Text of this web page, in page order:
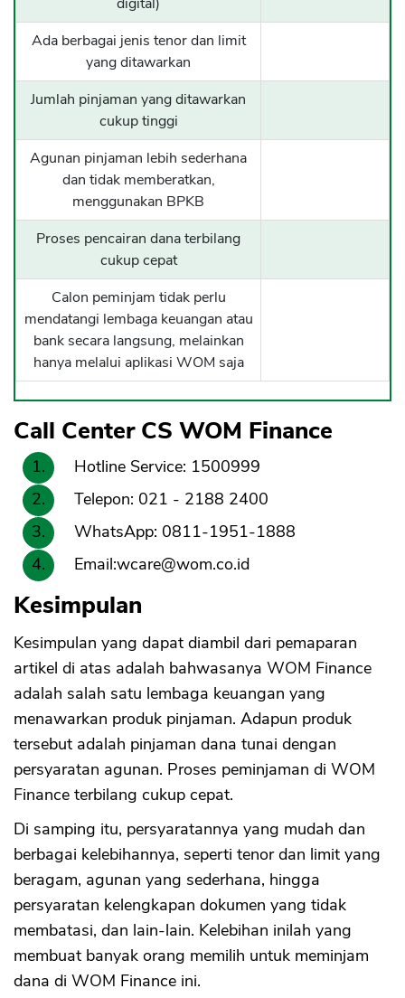
Ada berbagai jenis tenor dan limit
yang ditawarkan
Jumlah pinjaman yang ditawarkan
cukup tinggi
Agunan pinjaman lebih sederhana
dan tidak memberatkan,
menggunakan BPKB
Proses pencairan dana terbilang
cukup cepat
Calon peminjam tidak perlu
mendatangi lembaga keuangan atau
bank secara langsung, melainkan
hanya melalui aplikasi WOM saja
Call Center CS WOM Finance
Hotline Service: 1500999
Telepon: 021 - 2188 2400
WhatsApp: 0811-1951-1888
Email:wcare@wom.co.id
Kesimpulan
Kesimpulan yang dapat diambil dari pemaparan
artikel di atas adalah bahwasanya WOM Finance
adalah salah satu lembaga keuangan yang
menawarkan produk pinjaman. Adapun produk
tersebut adalah pinjaman dana tunai dengan
persyaratan agunan. Proses peminjaman di WOM
Finance terbilang cukup cepat.
Di samping itu, persyaratannya yang mudah dan
berbagai kelebihannya, seperti tenor dan limit yang
beragam, agunan yang sederhana, hingga
persyaratan kelengkapan dokumen yang tidak
membatasi, dan lain-lain. Kelebihan inilah yang
membuat banyak orang memilih untuk meminjam
dana di WOM Finance ini.